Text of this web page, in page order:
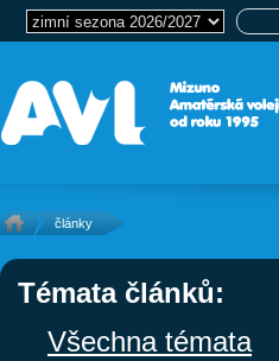
články
Témata článků:
Všechna témata